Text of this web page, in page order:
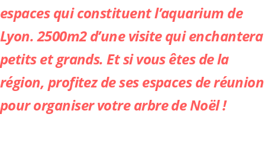
espaces qui constituent l’aquarium de
Lyon. 2500m2 d’une visite qui enchantera
petits et grands. Et si vous êtes de la
région, profitez de ses espaces de réunion
pour organiser votre arbre de Noël !